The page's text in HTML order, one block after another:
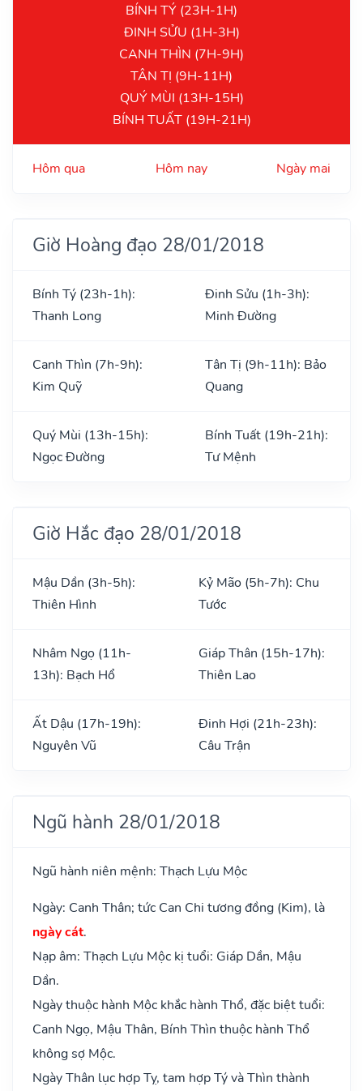
BÍNH TÝ (23H-1H)
ĐINH SỬU (1H-3H)
CANH THÌN (7H-9H)
TÂN TỊ (9H-11H)
QUÝ MÙI (13H-15H)
BÍNH TUẤT (19H-21H)
Hôm qua Hôm nay Ngày mai
Giờ Hoàng đạo 28/01/2018
Bính Tý (23h-1h):
Thanh Long
Đinh Sửu (1h-3h):
Minh Đường
Canh Thìn (7h-9h):
Kim Quỹ
Tân Tị (9h-11h): Bảo
Quang
Quý Mùi (13h-15h):
Ngọc Đường
Bính Tuất (19h-21h):
Tư Mệnh
Giờ Hắc đạo 28/01/2018
Mậu Dần (3h-5h):
Thiên Hình
Kỷ Mão (5h-7h): Chu
Tước
Nhâm Ngọ (11h-
13h): Bạch Hổ
Giáp Thân (15h-17h):
Thiên Lao
Ất Dậu (17h-19h):
Nguyên Vũ
Đinh Hợi (21h-23h):
Câu Trận
Ngũ hành 28/01/2018
Ngũ hành niên mệnh: Thạch Lựu Mộc
Ngày: Canh Thân; tức Can Chi tương đồng (Kim), là
ngày cát.
Nạp âm: Thạch Lựu Mộc kị tuổi: Giáp Dần, Mậu
Dần.
Ngày thuộc hành Mộc khắc hành Thổ, đặc biệt tuổi:
Canh Ngọ, Mậu Thân, Bính Thìn thuộc hành Thổ
không sợ Mộc.
Ngày Thân lục hợp Tỵ, tam hợp Tý và Thìn thành